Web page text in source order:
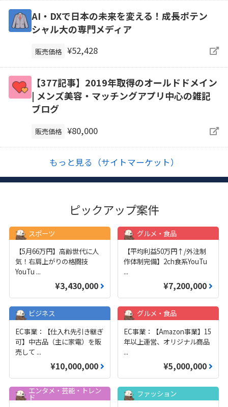
AI・DXで日本の未来を変える！成長ポテン
シャル大の専門メディア
販売価格 ¥52,428
【377記事】2019年取得のオールドドメイン
| メンズ美容・マッチングアプリ中心の雑記
ブログ
販売価格 ¥80,000
もっと見る（サイトマーケット）
ピックアップ案件
スポーツ
【5月66万円】高齢世代に人
気！右肩上がりの格闘技
YouTu ...
¥3,430,000
グルメ・食品
【平均利益50万円↑/外注制
作体制完備】2ch食系YouTu
...
¥7,200,000
ビジネス
EC事業：【仕入れ先引き継ぎ
可】中古品（主に家電）を販
売して ...
¥10,000,000
グルメ・食品
EC事業：【Amazon事業】15
年以上運営、オリジナル商品
...
¥5,000,000
エンタメ・芸能・トレン
ド
ファッション